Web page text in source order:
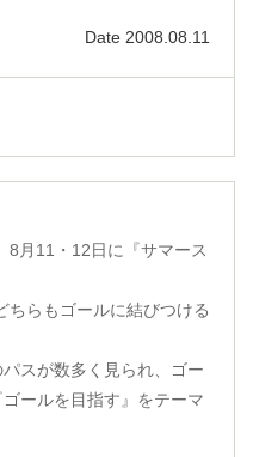
Date 2008.08.11
8月11・12日に『サマース
ちらもゴールに結びつける
スが数多く見られ、ゴー
ールを目指す』をテーマ